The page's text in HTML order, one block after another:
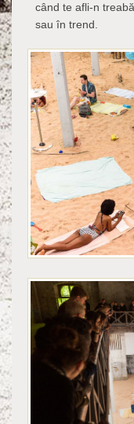
când te afli-n treabă
sau în trend.